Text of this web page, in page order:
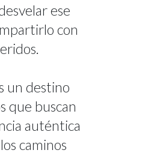
ese
con
un destino
que buscan
auténtica
caminos